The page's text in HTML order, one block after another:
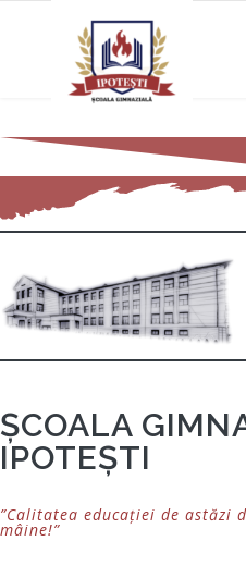
ȘCOALA
IPOTEȘTI
”Calitatea educației de astăzi
mâine!”